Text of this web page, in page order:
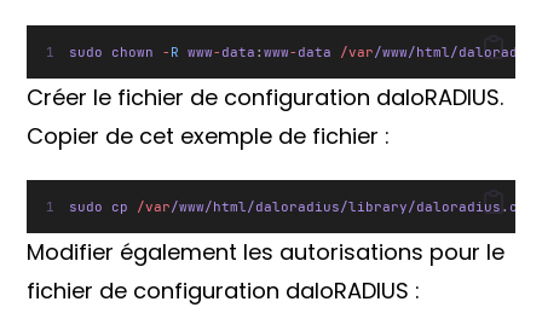
sudo chown - R www- data :www- data /var/www/html/
Créer le fichier de configuration daloRADIUS.
Copier de cet exemple de fichier :
sudo cp /var/www/html/daloradius/library/
Modifier également les autorisations pour le
fichier de configuration daloRADIUS :